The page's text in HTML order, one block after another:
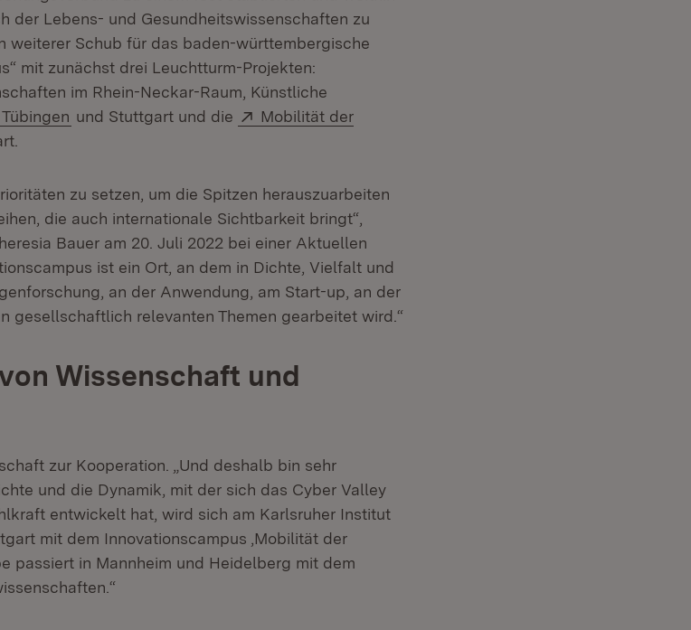
der Lebens- und Gesundheitswissenschaften zu
weiterer Schub für das baden-württembergische
mit zunächst drei Leuchtturm-Projekten:
im Rhein-Neckar-Raum, Künstliche
(Öffnet in neuem Fenster)
und Stuttgart und die Extern:
Mobilität der
zu setzen, um die Spitzen herauszuarbeiten
die auch internationale Sichtbarkeit bringt“,
Bauer am 20. Juli 2022 bei einer Aktuellen
ist ein Ort, an dem in Dichte, Vielfalt und
an der Anwendung, am Start-up, an der
gesellschaftlich relevanten Themen gearbeitet wird.“
Wissenschaft und
zur Kooperation. „Und deshalb bin sehr
und die Dynamik, mit der sich das Cyber Valley
entwickelt hat, wird sich am Karlsruher Institut
mit dem Innovationscampus ‚Mobilität der
passiert in Mannheim und Heidelberg mit dem